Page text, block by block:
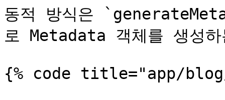
동적 방식은
로 Metadata 객체를 생성
{% code title="app/